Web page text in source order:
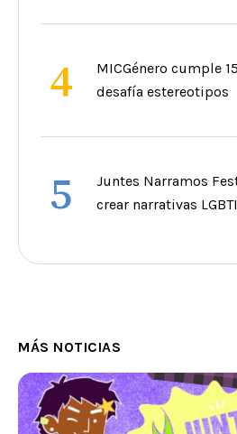
4
MICGénero cumple
desafía estereotipos
5
Juntes Narramos
crear narrativas
MÁS NOTICIAS